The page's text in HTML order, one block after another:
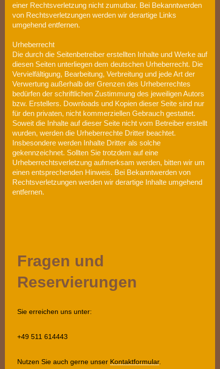
einer Rechtsverletzung nicht zumutbar. Bei Bekanntwerden
von Rechtsverletzungen werden wir derartige Links
umgehend entfernen.
Urheberrecht
Die durch die Seitenbetreiber erstellten Inhalte und Werke auf
diesen Seiten unterliegen dem deutschen Urheberrecht. Die
Vervielfältigung, Bearbeitung, Verbreitung und jede Art der
Verwertung außerhalb der Grenzen des Urheberrechtes
bedürfen der schriftlichen Zustimmung des jeweiligen Autors
bzw. Erstellers. Downloads und Kopien dieser Seite sind nur
für den privaten, nicht kommerziellen Gebrauch gestattet.
Soweit die Inhalte auf dieser Seite nicht vom Betreiber erstellt
wurden, werden die Urheberrechte Dritter beachtet.
Insbesondere werden Inhalte Dritter als solche
gekennzeichnet. Sollten Sie trotzdem auf eine
Urheberrechtsverletzung aufmerksam werden, bitten wir um
einen entsprechenden Hinweis. Bei Bekanntwerden von
Rechtsverletzungen werden wir derartige Inhalte umgehend
entfernen.
Fragen und
Reservierungen
Sie erreichen uns unter:
+49 511 614443
Nutzen Sie auch gerne unser Kontaktformular.